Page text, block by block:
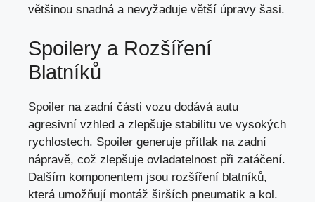
většinou snadná a nevyžaduje větší úpravy šasi.
Spoilery a Rozšíření
Blatníků
Spoiler na zadní části vozu dodává autu
agresivní vzhled a zlepšuje stabilitu ve vysokých
rychlostech. Spoiler generuje přítlak na zadní
nápravě, což zlepšuje ovladatelnost při zatáčení.
Dalším komponentem jsou rozšíření blatníků,
která umožňují montáž širších pneumatik a kol.